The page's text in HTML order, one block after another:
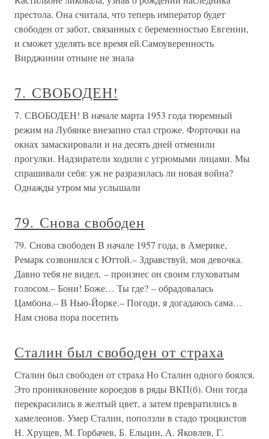
престола. Она считала, что теперь император будет
свободен от забот, связанных с беременностью Евгении,
и сможет уделять все время ей.Самоуверенность
Вирджинии отныне не знала
7. СВОБОДЕН!
7. СВОБОДЕН! В начале марта 1953 года тюремный
режим на Лубянке внезапно стал строже. Форточки на
окнах замаскировали и на десять дней отменили
прогулки. Надзиратели ходили с угрюмыми лицами. Мы
спрашивали себя: уж не разразилась ли новая война?
Однажды утром мы услышали
79. Снова свободен
79. Снова свободен В начале 1957 года, в Америке,
Ремарк созвонился с Юттой.– Здравствуй, моя девочка.
Давно тебя не видел, – произнес он своим глуховатым
голосом.– Бони! Боже… Ты где? – обрадовалась
Цамбона.– В Нью-Йорке.– Погоди, я догадаюсь сама…
Нам снова пора посетить
Сталин был свободен от страха
Сталин был свободен от страха Но Сталин одного боялся.
Это проникновение короедов в ряды ВКП(б). Они тогда
перекрасились в желтый цвет, а затем превратились в
хамелеонов. Умер Сталин, поползли в стадо троцкистов
Н. Хрущев, М. Горбачев, Б. Ельцин, А. Яковлев, Г.